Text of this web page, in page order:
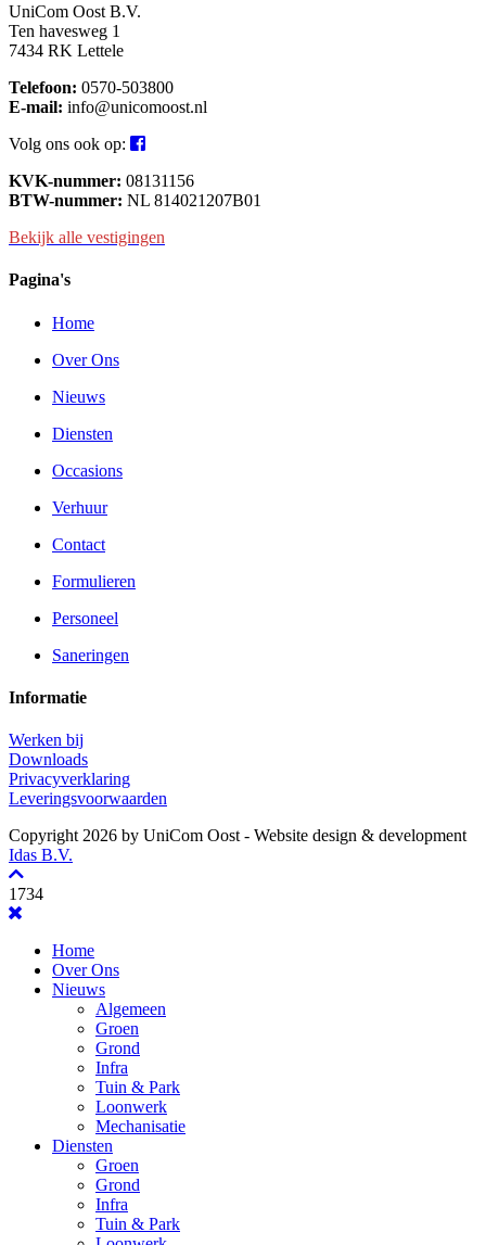
UniCom Oost B.V.
Ten havesweg 1
7434 RK Lettele
Telefoon: 0570-503800
E-mail: info@unicomoost.nl
Volg ons ook op:
KVK-nummer: 08131156
BTW-nummer: NL 814021207B01
Bekijk alle vestigingen
Pagina's
Home
Over Ons
Nieuws
Diensten
Occasions
Verhuur
Contact
Formulieren
Personeel
Saneringen
Informatie
Werken bij
Downloads
Privacyverklaring
Leveringsvoorwaarden
Copyright 2026 by UniCom Oost - Website design & development
Idas B.V.
1734
Home
Over Ons
Nieuws
Algemeen
Groen
Grond
Infra
Tuin & Park
Loonwerk
Mechanisatie
Diensten
Groen
Grond
Infra
Tuin & Park